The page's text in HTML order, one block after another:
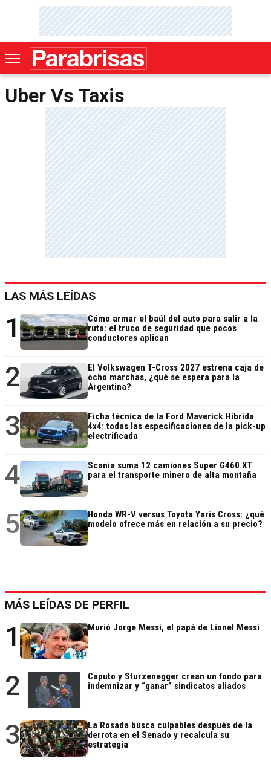
Uber Vs Taxis
LAS MÁS LEÍDAS
1
Cómo armar el baúl del auto para salir a la
ruta: el truco de seguridad que pocos
conductores aplican
2
El Volkswagen T-Cross 2027 estrena caja de
ocho marchas, ¿qué se espera para la
Argentina?
3
Ficha técnica de la Ford Maverick Híbrida
4x4: todas las especificaciones de la pick-up
electrificada
4
Scania suma 12 camiones Super G460 XT
para el transporte minero de alta montaña
5
Honda WR-V versus Toyota Yaris Cross: ¿qué
modelo ofrece más en relación a su precio?
MÁS LEÍDAS DE PERFIL
1 Murió Jorge Messi, el papá de Lionel Messi
2
Caputo y Sturzenegger crean un fondo para
indemnizar y “ganar” sindicatos aliados
3
La Rosada busca culpables después de la
derrota en el Senado y recalcula su
estrategia